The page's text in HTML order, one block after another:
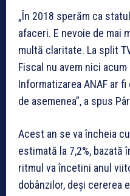
„În 2018 sperăm ca
afaceri. E nevoie de mai
multă claritate. La split
Fiscal nu avem nici
Informatizarea ANAF ar
de asemenea”, a spus
Acest an se va încheia
estimată la 7,2%, bazată
ritmul va încetini anul
dobânzilor, deşi cererea